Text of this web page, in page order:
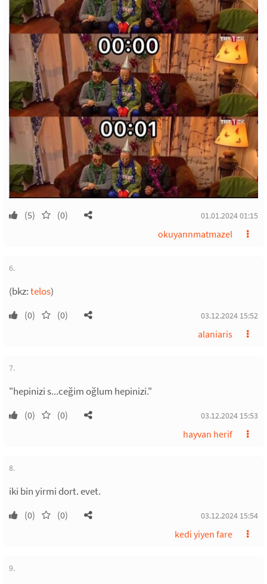
(5) (0) 01.01.2024 01:15
okuyannmatmazel
6.
(bkz:telos)
(0) (0) 03.12.2024 15:52
alaniaris
7.
"hepinizi s...ceğim oğlum hepinizi."
(0) (0) 03.12.2024 15:53
hayvan herif
8.
iki bin yirmi dort. evet.
(0) (0) 03.12.2024 15:54
kedi yiyen fare
9.